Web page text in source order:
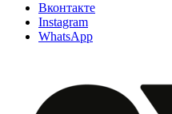
Вконтакте
Instagram
WhatsApp